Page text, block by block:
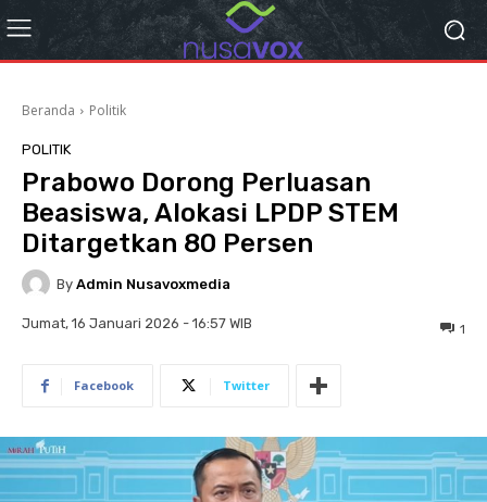
Beranda Politik
POLITIK
Prabowo Dorong Perluasan
Beasiswa, Alokasi LPDP STEM
Ditargetkan 80 Persen
By Admin Nusavoxmedia
Jumat, 16 Januari 2026 - 16:57 WIB 1
Facebook Twitter